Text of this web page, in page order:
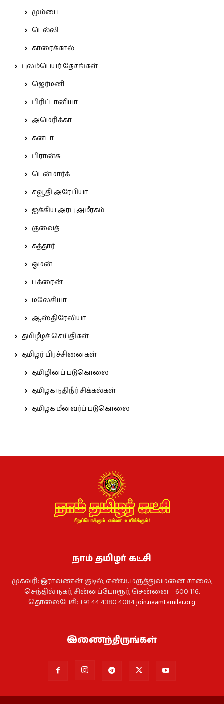
மும்பை
டெல்லி
காரைக்கால்
புலம்பெயர் தேசங்கள்
ஜெர்மனி
பிரிட்டானியா
அமெரிக்கா
கனடா
பிரான்சு
டென்மார்க்
சவூதி அரேபியா
ஐக்கிய அரபு அமீரகம்
குவைத்
கத்தார்
ஓமன்
பக்ரைன்
மலேசியா
ஆஸ்திரேலியா
தமிழீழச் செய்திகள்
தமிழர் பிரச்சினைகள்
தமிழினப் படுகொலை
தமிழக நதிநீர் சிக்கல்கள்
தமிழக மீனவர்ப் படுகொலை
நாம் தமிழர் கட்சி
முகவரி: இராவணன் குடில், எண்.8. மருத்துவமனை சாலை,
செந்தில் நகர், சின்னப்போரூர், சென்னை – 600 116.
தொலைபேசி: +91 44 4380 4084join.naamtamilar.org
இணைந்திருங்கள்